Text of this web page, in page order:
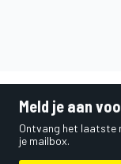
Meld je aan
Ontvang het laatste
je mailbox.